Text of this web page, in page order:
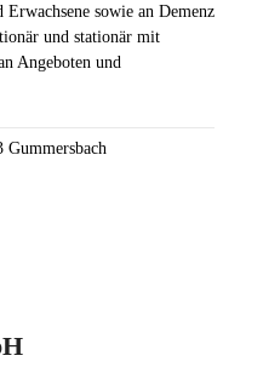
sowie an Demenz
und stationär mit
Angeboten und
Gummersbach